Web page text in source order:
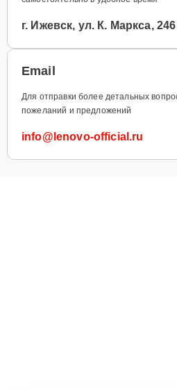
г. Ижевск, ул. К. Маркса, 246
Email
Для отправки более детальных
пожеланий и предложений
info@lenovo-official.ru